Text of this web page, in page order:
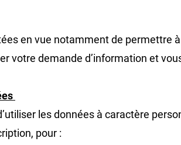
en vue notamment de permettre
votre demande d’information et
les données à caractère
pour :